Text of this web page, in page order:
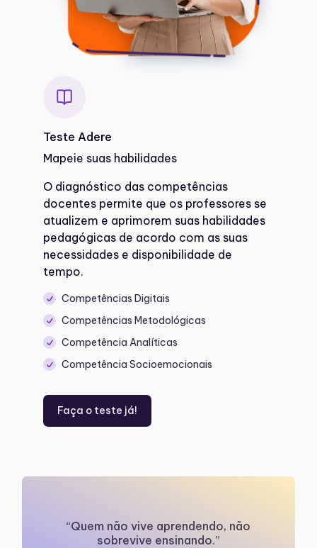
Teste Adere
Mapeie suas habilidades
O diagnóstico das competências
docentes permite que os professores se
atualizem e aprimorem suas habilidades
pedagógicas de acordo com as suas
necessidades e disponibilidade de
tempo.
Competências Digitais
Competências Metodológicas
Competência Analíticas
Competência Socioemocionais
Faça o teste já!
“Quem não vive aprendendo, não
sobrevive ensinando.”